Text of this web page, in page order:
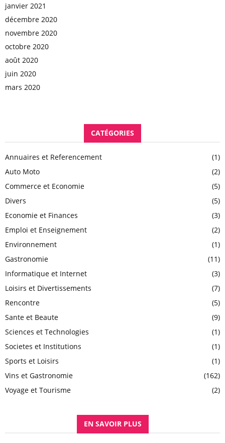
janvier 2021
décembre 2020
novembre 2020
octobre 2020
août 2020
juin 2020
mars 2020
CATÉGORIES
Annuaires et Referencement
(1)
Auto Moto
(2)
Commerce et Economie
(5)
Divers
(5)
Economie et Finances
(3)
Emploi et Enseignement
(2)
Environnement
(1)
Gastronomie
(11)
Informatique et Internet
(3)
Loisirs et Divertissements
(7)
Rencontre
(5)
Sante et Beaute
(9)
Sciences et Technologies
(1)
Societes et Institutions
(1)
Sports et Loisirs
(1)
Vins et Gastronomie
(162)
Voyage et Tourisme
(2)
EN SAVOIR PLUS